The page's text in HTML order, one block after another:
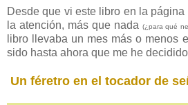
Desde que vi este libro en la
la atención, más que nada (¿para qué
libro llevaba un mes más o menos
sido hasta ahora que me he
Un féretro en el tocador de